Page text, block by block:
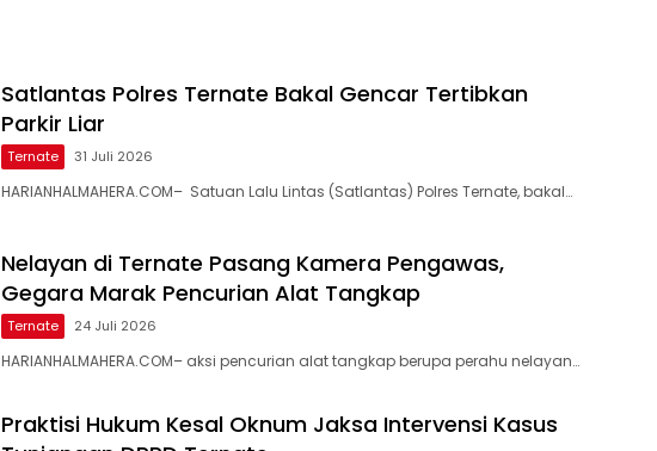
Satlantas Polres Ternate Bakal Gencar Tertibkan
Parkir Liar
Ternate 31 Juli 2026
HARIANHALMAHERA.COM– Satuan Lalu Lintas (Satlantas) Polres Ternate, bakal…
Nelayan di Ternate Pasang Kamera Pengawas,
Gegara Marak Pencurian Alat Tangkap
Ternate 24 Juli 2026
HARIANHALMAHERA.COM– aksi pencurian alat tangkap berupa perahu nelayan…
Praktisi Hukum Kesal Oknum Jaksa Intervensi Kasus